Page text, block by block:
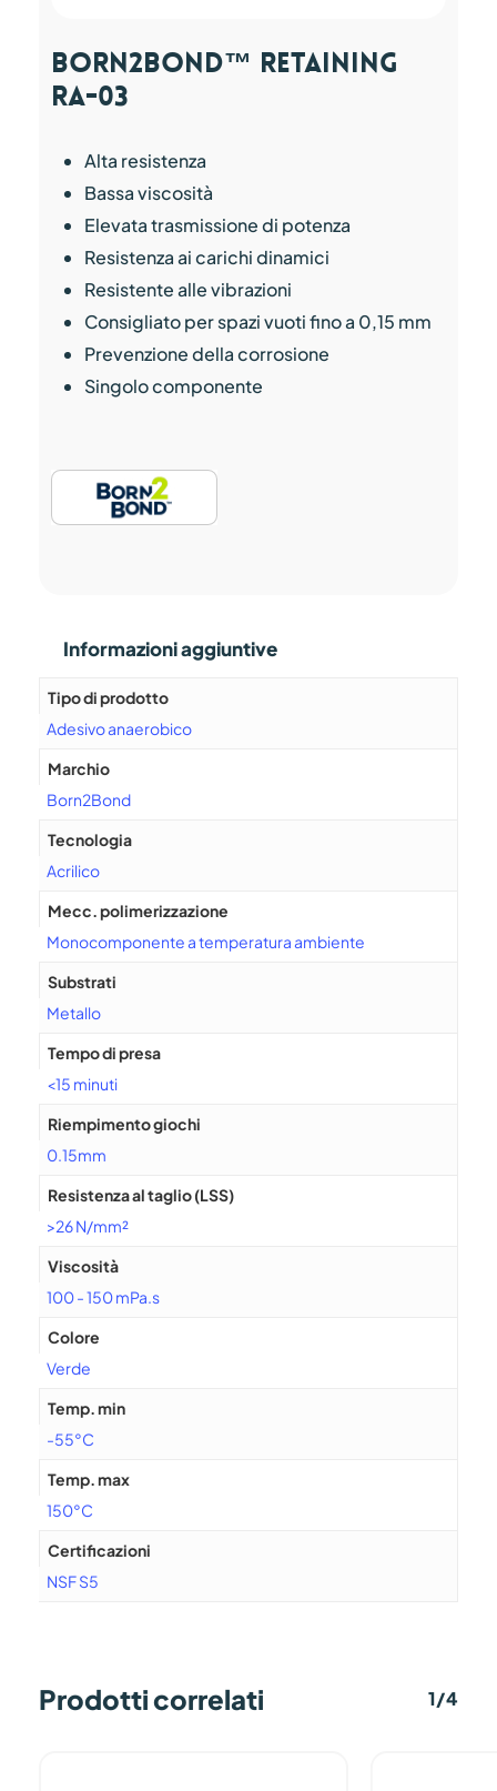
Born2Bond™ Retaining
RA-03
Alta resistenza
Bassa viscosità
Elevata trasmissione di potenza
Resistenza ai carichi dinamici
Resistente alle vibrazioni
Consigliato per spazi vuoti fino a 0,15 mm
Prevenzione della corrosione
Singolo componente
Informazioni aggiuntive
Tipo di prodotto
Adesivo anaerobico
Marchio
Born2Bond
Tecnologia
Acrilico
Mecc. polimerizzazione
Monocomponente a temperatura ambiente
Substrati
Metallo
Tempo di presa
<15 minuti
Riempimento giochi
0.15mm
Resistenza al taglio (LSS)
>26 N/mm²
Viscosità
100 - 150 mPa.s
Colore
Verde
Temp. min
-55°C
Temp. max
150°C
Certificazioni
NSF S5
Prodotti correlati 1/4